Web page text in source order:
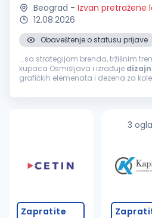
Beograd - Izvan pretražene
12.08.2026
Obaveštenje o statusu prijave
...sa strategijom brenda, tržišnim
kupaca Osmišljava i izrađuje dizajn
grafičkih elemenata i dezena za
proizvodnju
Zapratite
3